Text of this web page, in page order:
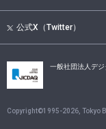
公式X（Twitter）
一般社団法人デ
Copyright©1995-2026 ,